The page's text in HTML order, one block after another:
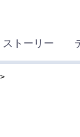
ストーリー